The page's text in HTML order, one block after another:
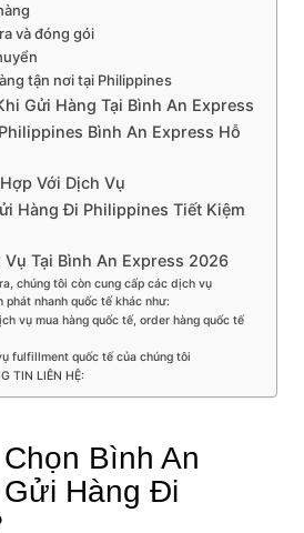
và đóng gói
tận nơi tại Philippines
Gửi Hàng Tại Bình An Express
Bình An Express Hỗ
Với Dịch Vụ
Hàng Đi Philippines Tiết Kiệm
Vụ Tại Bình An Express 2026
chúng tôi còn cung cấp các dịch vụ
phát nhanh quốc tế khác như:
vụ mua hàng quốc tế, order hàng quốc tế
fulfillment quốc tế của chúng tôi
TIN LIÊN HỆ:
Bình An
Hàng Đi